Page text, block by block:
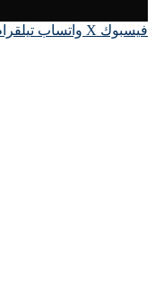
X واتساب تيلقرام